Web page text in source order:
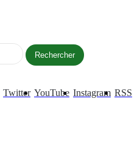
Rechercher
RSS
Instagram
YouTube
Twitter